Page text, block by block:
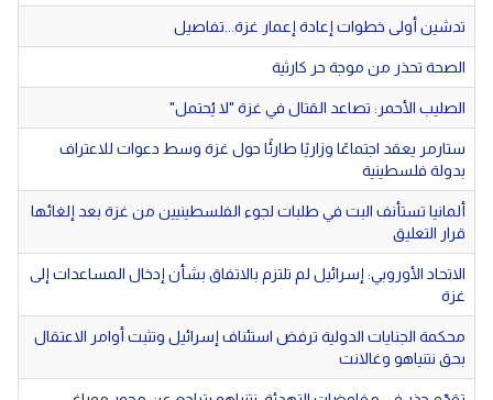
تدشين أولى خطوات إعادة إعمار غزة...تفاصيل
الصحة تحذر من موجة حر كارثية
الصليب الأحمر: تصاعد القتال في غزة "لا يُحتمل"
ستارمر يعقد اجتماعًا وزاريًا طارئًا حول غزة وسط دعوات للاعتراف
بدولة فلسطينية
ألمانيا تستأنف البت في طلبات لجوء الفلسطينيين من غزة بعد إلغائها
قرار التعليق
الاتحاد الأوروبي: إسرائيل لم تلتزم بالاتفاق بشأن إدخال المساعدات إلى
غزة
محكمة الجنايات الدولية ترفض استئناف إسرائيل وتثبت أوامر الاعتقال
بحق نتنياهو وغالانت
لبنان
الاردن
صحة
منوعات
مقالات
رياضة
الأرشيف
فيديو